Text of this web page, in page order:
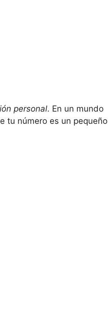
personal. En un mundo
tu número es un pequeño